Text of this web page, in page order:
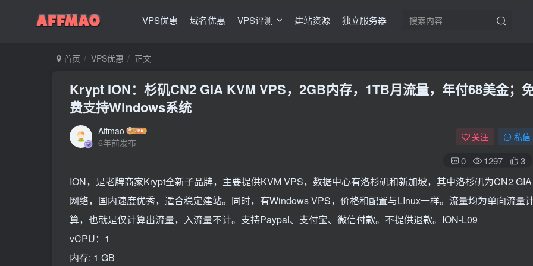
VPS优惠 域名优惠 VPS评测 建站资源 独立服务器
首页 VPS优惠 正文
Krypt ION：杉矶CN2 GIA KVM VPS，2GB内存，1TB月流量，年付68美金；
费支持Windows系统
Affmao
6年前发布
关注 私信
0 1297 3
ION，是老牌商家Krypt全新子品牌，主要提供KVM VPS，数据中心有洛杉矶和新加坡，其中洛杉矶为CN2 GIA
网络，国内速度优秀，适合稳定建站。同时，有Windows VPS，价格和配置与LInux一样。流量均为单向流量
算，也就是仅计算出流量，入流量不计。支持Paypal、支付宝、微信付款。不提供退款。ION-L09
vCPU：1
内存: 1 GB